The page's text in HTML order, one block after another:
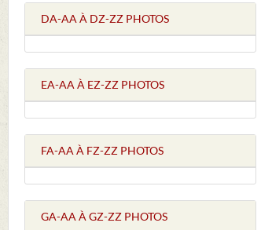
DA-AA À DZ-ZZ PHOTOS
EA-AA À EZ-ZZ PHOTOS
FA-AA À FZ-ZZ PHOTOS
GA-AA À GZ-ZZ PHOTOS